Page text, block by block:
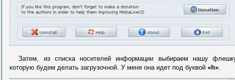
Затем, из списка носителей информации выбираем нашу
которую будем делать загрузочной. У меня она идет под буквой «h»